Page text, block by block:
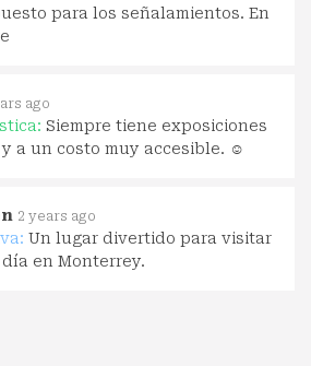
para los señalamientos. En
ago
Siempre tiene exposiciones
a un costo muy accesible. ☺️
2 years ago
Un lugar divertido para visitar
en Monterrey.